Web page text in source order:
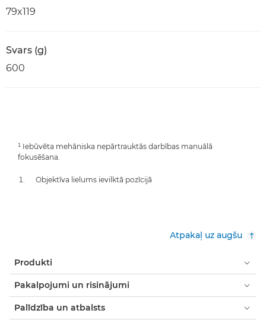
79x119
Svars (g)
600
¹ Iebūvēta mehāniska nepārtrauktās darbības manuālā
fokusēšana.
Objektīva lielums ievilktā pozīcijā
Atpakaļ uz augšu
Produkti
Pakalpojumi un risinājumi
Palīdzība un atbalsts